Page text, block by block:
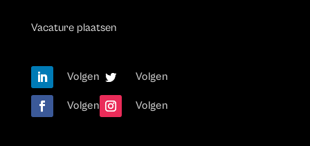
Vacature plaatsen
Volgen Volgen
Volgen Volgen